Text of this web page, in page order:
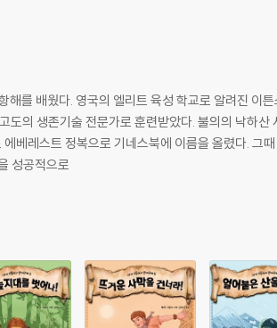
를 배웠다. 영국의 엘리트 육성 학교로 알려진 이
의 생존기술 전문가로 훈련받았다. 불의의 낙하산
베레스트 정복으로 기네스북에 이름을 올렸다. 그
성공적으로